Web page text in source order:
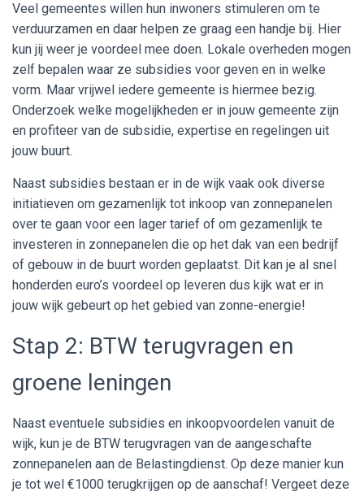
Veel gemeentes willen hun inwoners stimuleren om te
verduurzamen en daar helpen ze graag een handje bij. Hier
kun jij weer je voordeel mee doen. Lokale overheden mogen
zelf bepalen waar ze subsidies voor geven en in welke
vorm. Maar vrijwel iedere gemeente is hiermee bezig.
Onderzoek welke mogelijkheden er in jouw gemeente zijn
en profiteer van de subsidie, expertise en regelingen uit
jouw buurt.
Naast subsidies bestaan er in de wijk vaak ook diverse
initiatieven om gezamenlijk tot inkoop van zonnepanelen
over te gaan voor een lager tarief of om gezamenlijk te
investeren in zonnepanelen die op het dak van een bedrijf
of gebouw in de buurt worden geplaatst. Dit kan je al snel
honderden euro’s voordeel op leveren dus kijk wat er in
jouw wijk gebeurt op het gebied van zonne-energie!
Stap 2: BTW terugvragen en
groene leningen
Naast eventuele subsidies en inkoopvoordelen vanuit de
wijk, kun je de BTW terugvragen van de aangeschafte
zonnepanelen aan de Belastingdienst. Op deze manier kun
je tot wel €1000 terugkrijgen op de aanschaf! Vergeet deze